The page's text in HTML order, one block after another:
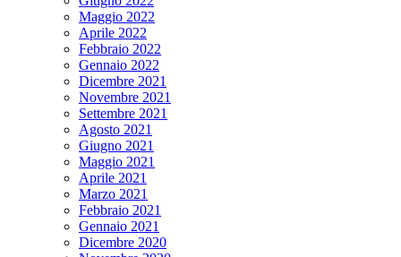
Maggio 2022
Aprile 2022
Febbraio 2022
Gennaio 2022
Dicembre 2021
Novembre 2021
Settembre 2021
Agosto 2021
Giugno 2021
Maggio 2021
Aprile 2021
Marzo 2021
Febbraio 2021
Gennaio 2021
Dicembre 2020